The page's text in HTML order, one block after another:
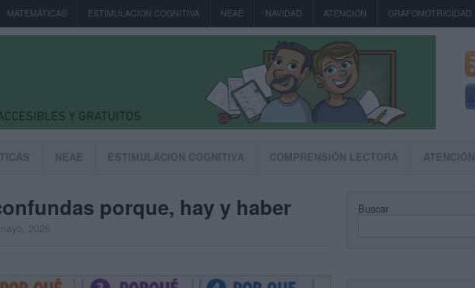
MATEMÁTICAS ESTIMULACION COGNITIVA NEAE NAVIDAD ATENCIÓN GRAFOMOTRICIDAD
NEAE ESTIMULACION COGNITIVA COMPRENSIÓN LECTORA ATENCIÓN
porque, hay y haber
2026
Buscar